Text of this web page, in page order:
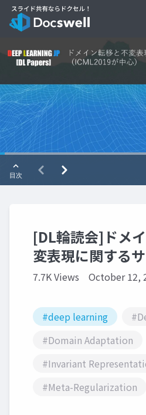
[DL輪読会]ドメ
変表現に関する
7.7K Views October 12,
#deep learning
#Domain Adaptation
#Invariant
#Meta-Regularization